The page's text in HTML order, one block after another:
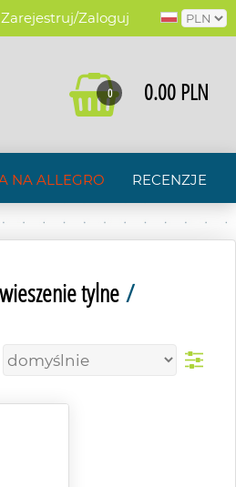
Zarejestruj/Zaloguj
0.00 PLN
0
NA ALLEGRO RECENZJE
tylne/